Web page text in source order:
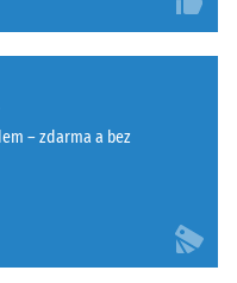
– zdarma a bez